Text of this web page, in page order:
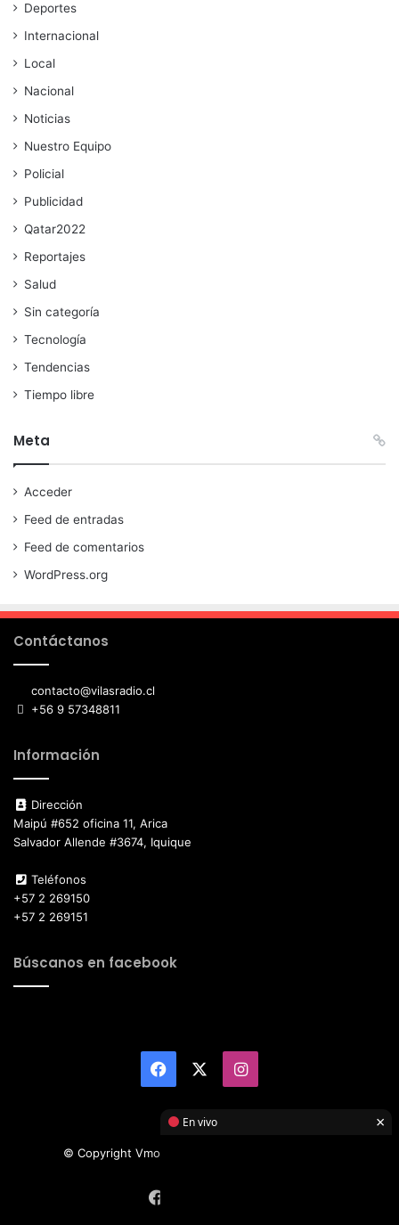
Deportes
Internacional
Local
Nacional
Noticias
Nuestro Equipo
Policial
Publicidad
Qatar2022
Reportajes
Salud
Sin categoría
Tecnología
Tendencias
Tiempo libre
Meta
Acceder
Feed de entradas
Feed de comentarios
WordPress.org
Contáctanos
contacto@vilasradio.cl
+56 9 57348811
Información
Dirección
Maipú #652 oficina 11, Arica
Salvador Allende #3674, Iquique
Teléfonos
+57 2 269150
+57 2 269151
Búscanos en facebook
Facebook Instagram
© Copyright Vmotor TI 2026, All Rights Reserved
En vivo ×